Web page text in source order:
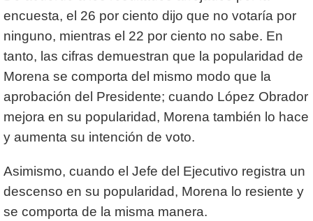
encuesta, el 26 por ciento dijo que no votaría por
ninguno, mientras el 22 por ciento no sabe. En
tanto, las cifras demuestran que la popularidad de
Morena se comporta del mismo modo que la
aprobación del Presidente; cuando López Obrador
mejora en su popularidad, Morena también lo hace
y aumenta su intención de voto.
Asimismo, cuando el Jefe del Ejecutivo registra un
descenso en su popularidad, Morena lo resiente y
se comporta de la misma manera.